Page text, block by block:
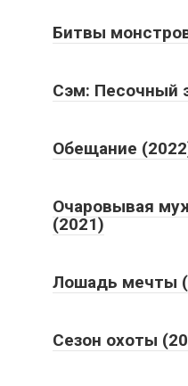
Битвы
Сэм: Песочный
Обещание
Очаровывая
(2021)
Лошадь мечты
Сезон охоты